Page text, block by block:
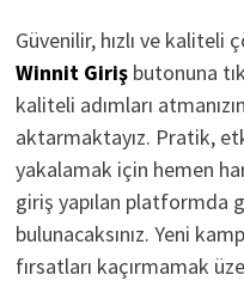
Güvenilir, hızlı ve
Winnit Girişbutonuna
kaliteli adımları
aktarmaktayız. Pratik,
yakalamak için hemen
giriş yapılan platformda
bulunacaksınız. Yeni
fırsatları kaçırmamak